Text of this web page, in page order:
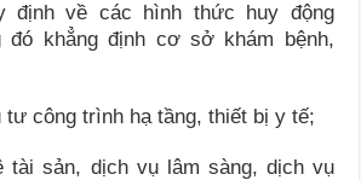
định về các hình thức huy động
đó khẳng định cơ sở khám bệnh,
tư công trình hạ tầng, thiết bị y tế;
tài sản, dịch vụ lâm sàng, dịch vụ